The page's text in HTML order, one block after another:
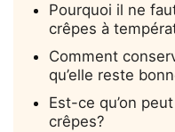
Pourquoi il ne
crêpes à
Comment
qu’elle reste
Est-ce qu’on
crêpes?